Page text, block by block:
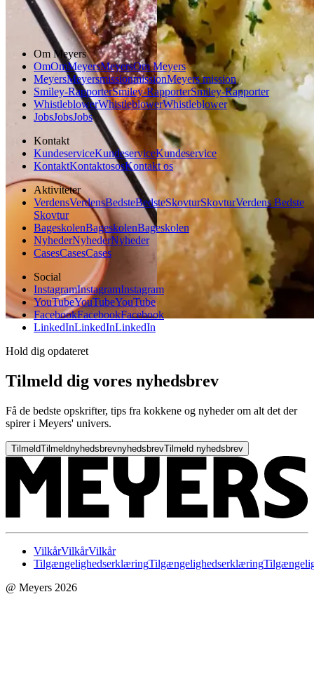
Asiatisk mad
Om Meyers
OmOmMeyersMeyersOm Meyers
MeyersMeyersmissionmissionMeyers mission
Smiley-RapporterSmiley-RapporterSmiley-Rapporter
WhistleblowerWhistleblowerWhistleblower
JobsJobsJobs
Kontakt
KundeserviceKundeserviceKundeservice
KontaktKontaktososKontakt os
Aktiviteter
VerdensVerdensBedsteBedsteSkovturSkovturVerdens Bedste
Skovtur
BageskolenBageskolenBageskolen
NyhederNyhederNyheder
CasesCasesCases
Social
InstagramInstagramInstagram
YouTubeYouTubeYouTube
FacebookFacebookFacebook
LinkedInLinkedInLinkedIn
Hold dig opdateret
Tilmeld dig vores nyhedsbrev
Få de bedste opskrifter, tips fra kokkene og nyheder om alt det der
spirer i Meyers' univers.
TilmeldTilmeldnyhedsbrevnyhedsbrevTilmeld nyhedsbrev
VilkårVilkårVilkår
TilgængelighedserklæringTilgængelighedserklæring
@ Meyers 2026